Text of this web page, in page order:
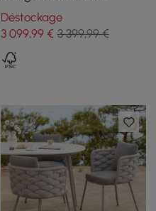
moderne 7 pièces avec
table et chaise en bois
naturel
Déstockage
3 099,99€ 3 399,99 €